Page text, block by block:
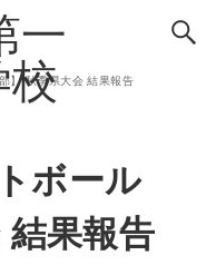
】 秋季県大会 結果報告
ボール
果報告